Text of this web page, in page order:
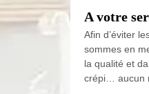
A votre
Afin d’éviter
sommes en
la qualité et
crépi… aucun